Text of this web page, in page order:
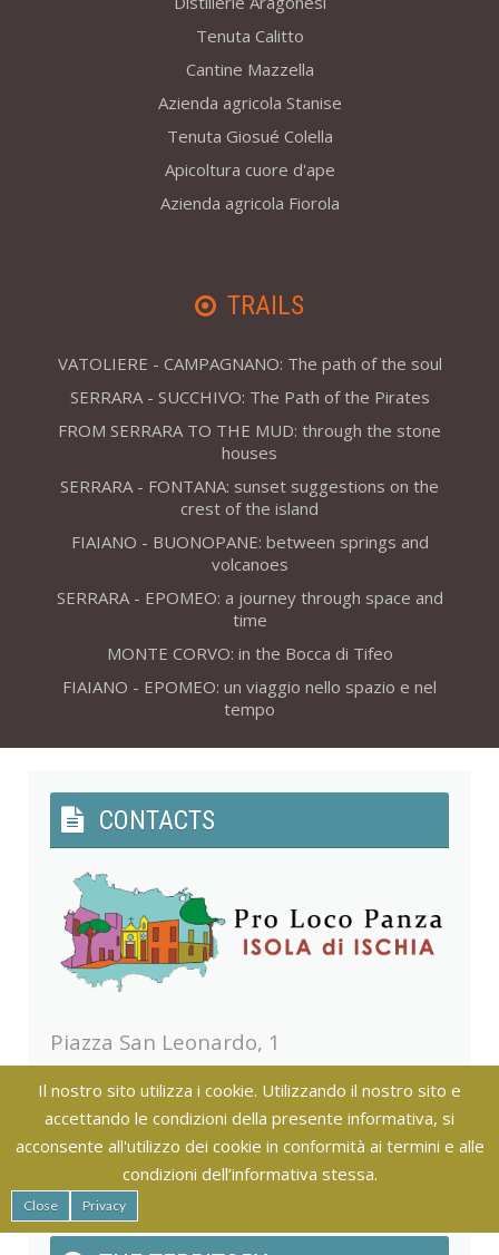
Tenuta Calitto
Cantine Mazzella
Azienda agricola Stanise
Tenuta Giosué Colella
Apicoltura cuore d'ape
Azienda agricola Fiorola
TRAILS
VATOLIERE - CAMPAGNANO: The path of the soul
SERRARA - SUCCHIVO: The Path of the Pirates
FROM SERRARA TO THE MUD: through the stone
houses
SERRARA - FONTANA: sunset suggestions on the
crest of the island
FIAIANO - BUONOPANE: between springs and
volcanoes
SERRARA - EPOMEO: a journey through space and
time
MONTE CORVO: in the Bocca di Tifeo
FIAIANO - EPOMEO: un viaggio nello spazio e nel
tempo
CONTACTS
Piazza San Leonardo, 1
Mob. +39 331 809 55 40
email:info@prolocopanzaischia.it
Il nostro sito utilizza i cookie. Utilizzando il nostro sito e
accettando le condizioni della presente informativa, si
acconsente all'utilizzo dei cookie in conformità ai termini e alle
condizioni dell’informativa stessa.
Close Privacy